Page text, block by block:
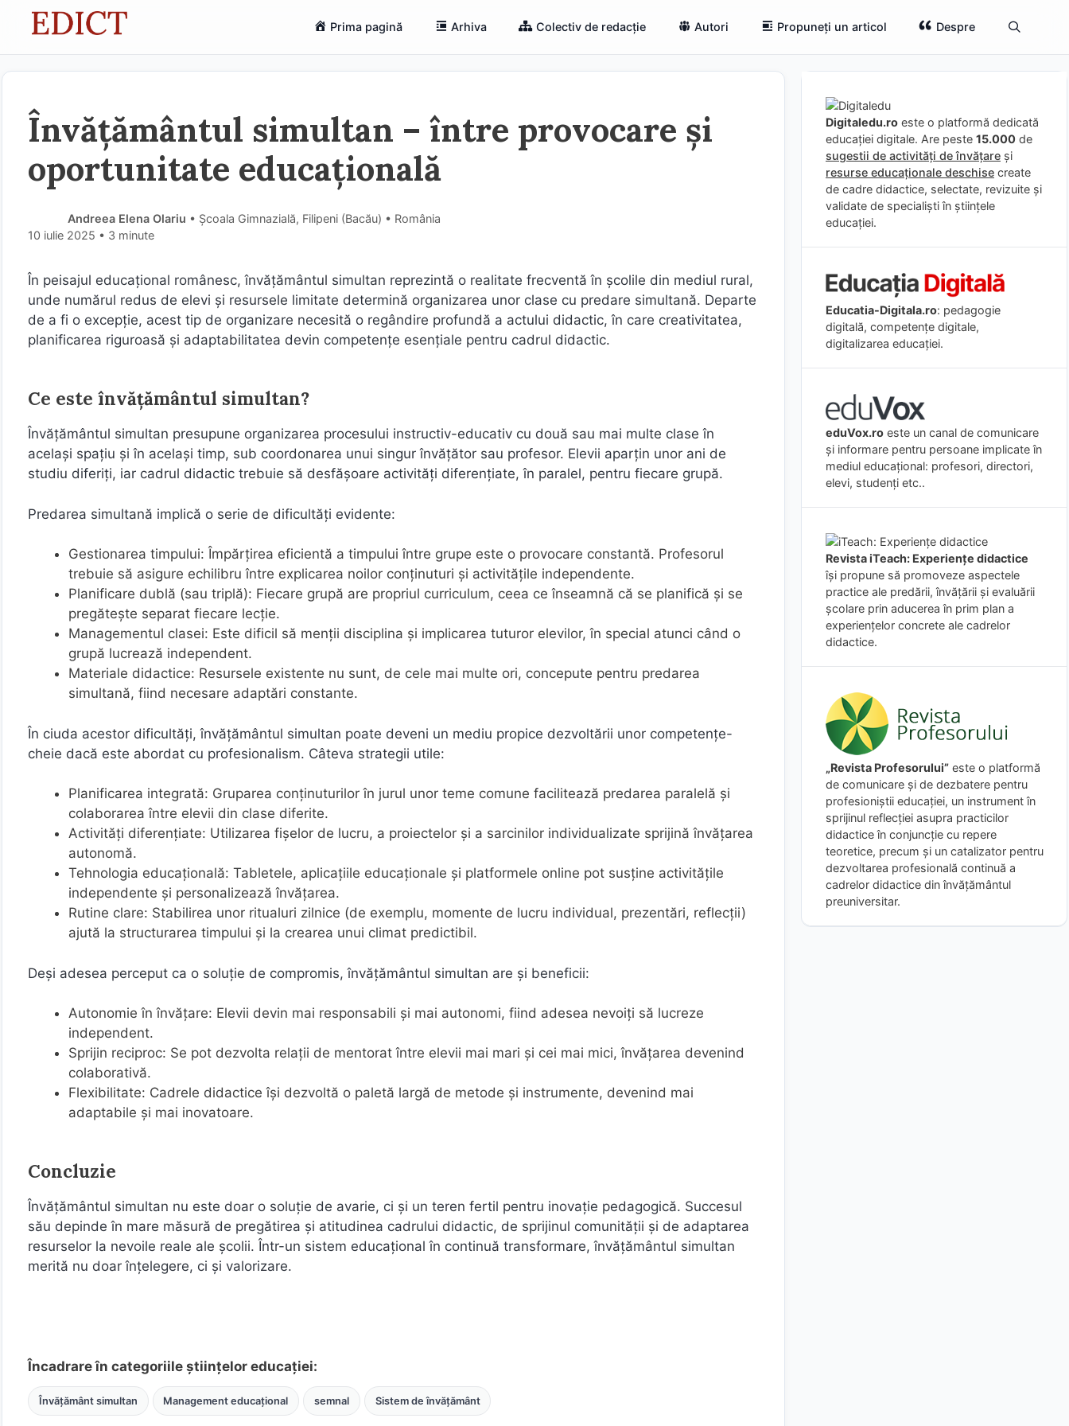
Prima pagină Arhiva Colectiv de redacție Autori Propuneți un articol Despre
Învățământul simultan – între provocare și
oportunitate educațională
Andreea Elena Olariu • Școala Gimnazială, Filipeni (Bacău) • România
10 iulie 2025 • 3 minute
În peisajul educațional românesc, învățământul simultan reprezintă o realitate frecventă în școlile din mediul rural,
unde numărul redus de elevi și resursele limitate determină organizarea unor clase cu predare simultană. Departe
de a fi o excepție, acest tip de organizare necesită o regândire profundă a actului didactic, în care creativitatea,
planificarea riguroasă și adaptabilitatea devin competențe esențiale pentru cadrul didactic.
Ce este învățământul simultan?
Învățământul simultan presupune organizarea procesului instructiv-educativ cu două sau mai multe clase în
același spațiu și în același timp, sub coordonarea unui singur învățător sau profesor. Elevii aparțin unor ani de
studiu diferiți, iar cadrul didactic trebuie să desfășoare activități diferențiate, în paralel, pentru fiecare grupă.
Predarea simultană implică o serie de dificultăți evidente:
Gestionarea timpului: Împărțirea eficientă a timpului între grupe este o provocare constantă. Profesorul
trebuie să asigure echilibru între explicarea noilor conținuturi și activitățile independente.
Planificare dublă (sau triplă): Fiecare grupă are propriul curriculum, ceea ce înseamnă că se planifică și se
pregătește separat fiecare lecție.
Managementul clasei: Este dificil să menții disciplina și implicarea tuturor elevilor, în special atunci când o
grupă lucrează independent.
Materiale didactice: Resursele existente nu sunt, de cele mai multe ori, concepute pentru predarea
simultană, fiind necesare adaptări constante.
În ciuda acestor dificultăți, învățământul simultan poate deveni un mediu propice dezvoltării unor competențe-
cheie dacă este abordat cu profesionalism. Câteva strategii utile:
Planificarea integrată: Gruparea conținuturilor în jurul unor teme comune facilitează predarea paralelă și
colaborarea între elevii din clase diferite.
Activități diferențiate: Utilizarea fișelor de lucru, a proiectelor și a sarcinilor individualizate sprijină învățarea
autonomă.
Tehnologia educațională: Tabletele, aplicațiile educaționale și platformele online pot susține activitățile
independente și personalizează învățarea.
Rutine clare: Stabilirea unor ritualuri zilnice (de exemplu, momente de lucru individual, prezentări, reflecții)
ajută la structurarea timpului și la crearea unui climat predictibil.
Deși adesea perceput ca o soluție de compromis, învățământul simultan are și beneficii:
Autonomie în învățare: Elevii devin mai responsabili și mai autonomi, fiind adesea nevoiți să lucreze
independent.
Sprijin reciproc: Se pot dezvolta relații de mentorat între elevii mai mari și cei mai mici, învățarea devenind
colaborativă.
Flexibilitate: Cadrele didactice își dezvoltă o paletă largă de metode și instrumente, devenind mai
adaptabile și mai inovatoare.
Concluzie
Învățământul simultan nu este doar o soluție de avarie, ci și un teren fertil pentru inovație pedagogică. Succesul
său depinde în mare măsură de pregătirea și atitudinea cadrului didactic, de sprijinul comunității și de adaptarea
resurselor la nevoile reale ale școlii. Într-un sistem educațional în continuă transformare, învățământul simultan
merită nu doar înțelegere, ci și valorizare.
Încadrare în categoriile științelor educației:
Învățământ simultan Management educațional semnal Sistem de învățământ
Digitaledu.ro este o platformă dedicată
educației digitale. Are peste 15.000 de
sugestii de activități de învățare și
resurse educaționale deschise create
de cadre didactice, selectate, revizuite și
validate de specialiști în științele
educației.
Educatia-Digitala.ro: pedagogie
digitală, competențe digitale,
digitalizarea educației.
eduVox.ro este un canal de comunicare
și informare pentru persoane implicate în
mediul educațional: profesori, directori,
elevi, studenți etc..
Revista iTeach: Experienţe didactice
îşi propune să promoveze aspectele
practice ale predării, învăţării şi evaluării
şcolare prin aducerea în prim plan a
experienţelor concrete ale cadrelor
didactice.
„Revista Profesorului” este o platformă
de comunicare și de dezbatere pentru
profesioniștii educației, un instrument în
sprijinul reflecției asupra practicilor
didactice în conjuncție cu repere
teoretice, precum și un catalizator pentru
dezvoltarea profesională continuă a
cadrelor didactice din învățământul
preuniversitar.